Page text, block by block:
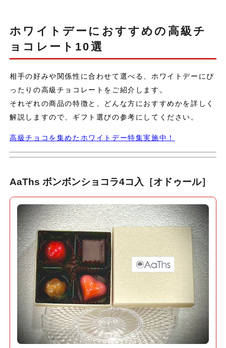
ホワイトデーにおすすめの高級チ
ョコレート10選
相手の好みや関係性に合わせて選べる、ホワイトデーにぴ
ったりの高級チョコレートをご紹介します。
それぞれの商品の特徴と、どんな方におすすめかを詳しく
解説しますので、ギフト選びの参考にしてください。
高級チョコを集めたホワイトデー特集実施中！
AaThs ボンボンショコラ4コ入［オドゥール］